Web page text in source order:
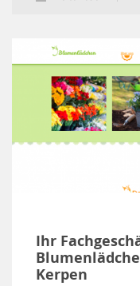
Ihr
Kerpen